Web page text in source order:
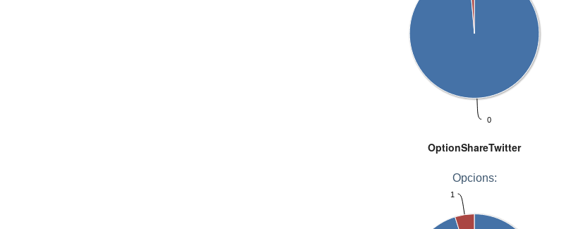
0
OptionShareTwitter
Opcions:
1